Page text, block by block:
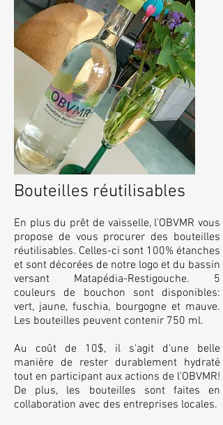
Bouteilles réutilisables
En plus du prêt de vaisselle, l'OBVMR vous
propose de vous procurer des bouteilles
réutilisables. Celles-ci sont 100% étanches
et sont décorées de notre logo et du bassin
versant Matapédia-Restigouche. 5
couleurs de bouchon sont disponibles:
vert, jaune, fuschia, bourgogne et mauve.
Les bouteilles peuvent contenir 750 ml.
Au coût de 10$, il s'agit d'une belle
manière de rester durablement hydraté
tout en participant aux actions de l'OBVMR!
De plus, les bouteilles sont faites en
collaboration avec des entreprises locales.